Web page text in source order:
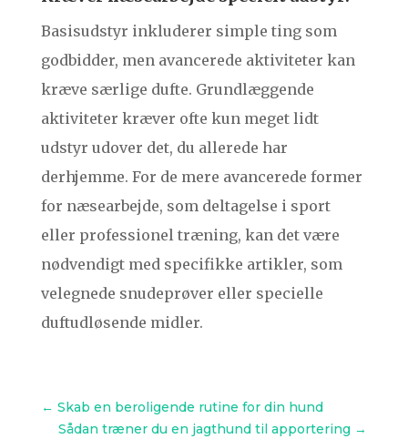
Basisudstyr inkluderer simple ting som
godbidder, men avancerede aktiviteter kan
kræve særlige dufte. Grundlæggende
aktiviteter kræver ofte kun meget lidt
udstyr udover det, du allerede har
derhjemme. For de mere avancerede former
for næsearbejde, som deltagelse i sport
eller professionel træning, kan det være
nødvendigt med specifikke artikler, som
velegnede snudeprøver eller specielle
duftudløsende midler.
← Skab en beroligende rutine for din hund
Sådan træner du en jagthund til apportering →